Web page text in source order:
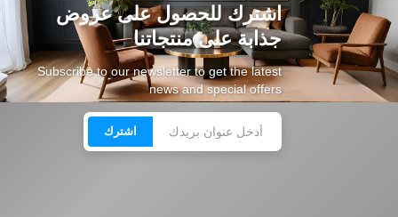
اشترك للحصول على عروض
جذابة على منتجاتنا
Subscribe to our newsletter to get the latest
news and special offers
اشترك